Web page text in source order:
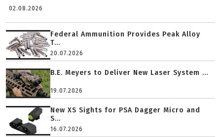
02.08.2026
Federal Ammunition Provides Peak Alloy
T...
20.07.2026
B.E. Meyers to Deliver New Laser System ...
19.07.2026
New XS Sights for PSA Dagger Micro and
S...
16.07.2026